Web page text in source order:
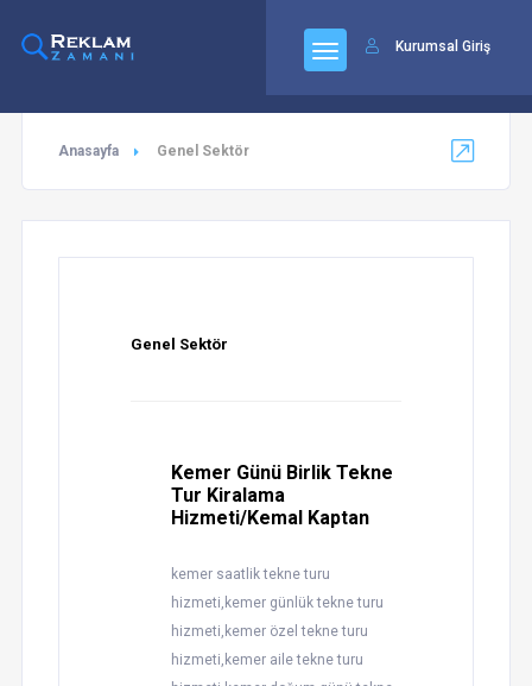
Kurumsal Giriş
Anasayfa Genel Sektör
Genel Sektör
Kemer Günü Birlik Tekne
Tur Kiralama
Hizmeti/Kemal Kaptan
kemer saatlik tekne turu
hizmeti,kemer günlük tekne turu
hizmeti,kemer özel tekne turu
hizmeti,kemer aile tekne turu